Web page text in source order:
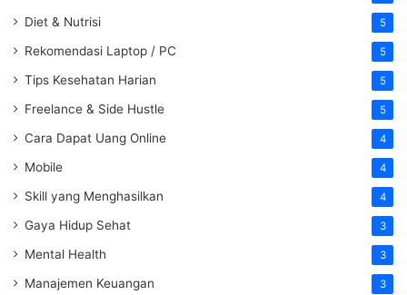
Diet & Nutrisi 5
Rekomendasi Laptop / PC 5
Tips Kesehatan Harian 5
Freelance & Side Hustle 5
Cara Dapat Uang Online 4
Mobile 4
Skill yang Menghasilkan 4
Gaya Hidup Sehat 3
Mental Health 3
Manajemen Keuangan 3